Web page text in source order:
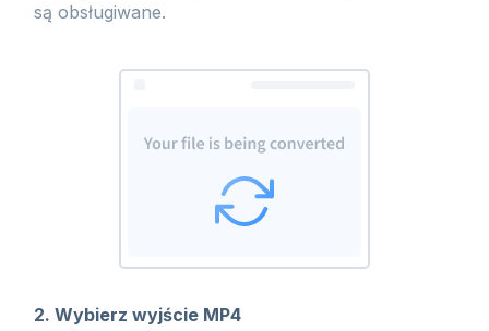
są obsługiwane.
2. Wybierz wyjście MP4